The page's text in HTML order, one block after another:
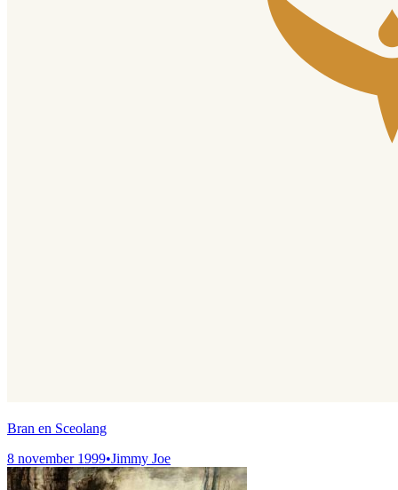
Bran en Sceolang
8 november 1999•Jimmy Joe